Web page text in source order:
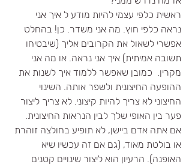
ראשית כלפי עצמי להיות מודע ל איך אני
נראה כלפי חוץ. מה אני משדר. כן! בהחלט
אפשרי לשאול את הקרובים אליך (שיבטיחו
תשובה אמיתית) איך אני נראה. או מה אני
מקרין.  כמובן שאפשר ללמוד איך לשנות את
ההופעה החיצונית ולשפר אותה. השינוי
החיצוני לא צריך להיות קיצוני. לא צריך ליצור
פער בין האופי שלך לבין הנראות החיצונית.
אם אתה אדם ביישן, לא תופיע בחולצה זוהרת
או בולטת מאוד, (גם אם זה עכשיו שיא
האופנה). הרעיון הוא ליצור שינויים קטנים